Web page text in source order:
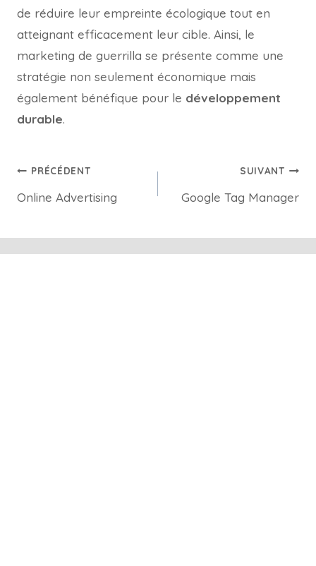
de réduire leur empreinte écologique tout en
atteignant efficacement leur cible. Ainsi, le
marketing de guerrilla se présente comme une
stratégie non seulement économique mais
également bénéfique pour le développement
durable.
PRÉCÉDENT
Online Advertising
SUIVANT
Google Tag Manager